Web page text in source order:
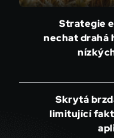
Strategie
nechat drahá
Skrytá
limitující